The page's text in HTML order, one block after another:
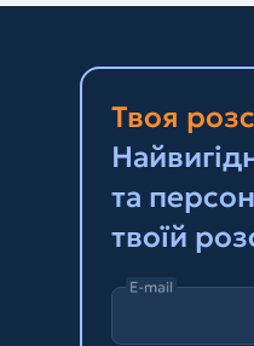
Твоя
та
твоїй
E-mail